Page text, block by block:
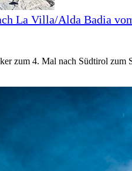
La Villa/Alda Badia
zum 4. Mal nach Südtirol